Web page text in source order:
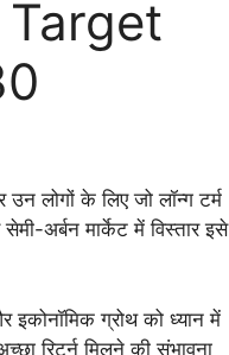
लोगों के लिए जो लॉन्ग टर्म
अर्बन मार्केट में विस्तार इसे
ग्रोथ को ध्यान में
रिटर्न मिलने की संभावना